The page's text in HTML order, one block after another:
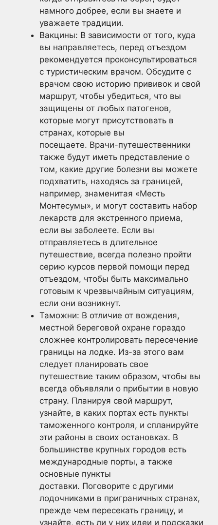
намного добрее, если вы знаете и
уважаете традиции.
Вакцины: В зависимости от того, куда
вы направляетесь, перед отъездом
рекомендуется проконсультироваться
с туристическим врачом. Обсудите с
врачом свою историю прививок и свой
маршрут, чтобы убедиться, что вы
защищены от любых патогенов,
которые могут присутствовать в
странах, которые вы
посещаете. Врачи-путешественники
также будут иметь представление о
том, какие другие болезни вы можете
подхватить, находясь за границей,
например, знаменитая «Месть
Монтесумы», и могут составить набор
лекарств для экстренного приема,
если вы заболеете. Если вы
отправляетесь в длительное
путешествие, всегда полезно пройти
серию курсов первой помощи перед
отъездом, чтобы быть максимально
готовым к чрезвычайным ситуациям,
если они возникнут.
Таможни: В отличие от вождения,
местной береговой охране гораздо
сложнее контролировать пересечение
границы на лодке. Из-за этого вам
следует планировать свое
путешествие таким образом, чтобы вы
всегда объявляли о прибытии в новую
страну. Планируя свой маршрут,
узнайте, в каких портах есть пункты
таможенного контроля, и спланируйте
эти районы в своих остановках. В
большинстве крупных городов есть
международные порты, а также
основные пункты
доставки. Поговорите с другими
лодочниками в приграничных странах,
прежде чем пересекать границу, и
узнайте, есть ли у них идеи и подсказки